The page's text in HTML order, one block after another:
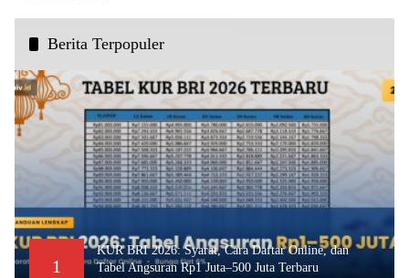
Berita Terpopuler
1
KUR BRI 2026: Syarat, Cara Daftar Online, dan
Tabel Angsuran Rp1 Juta–500 Juta Terbaru